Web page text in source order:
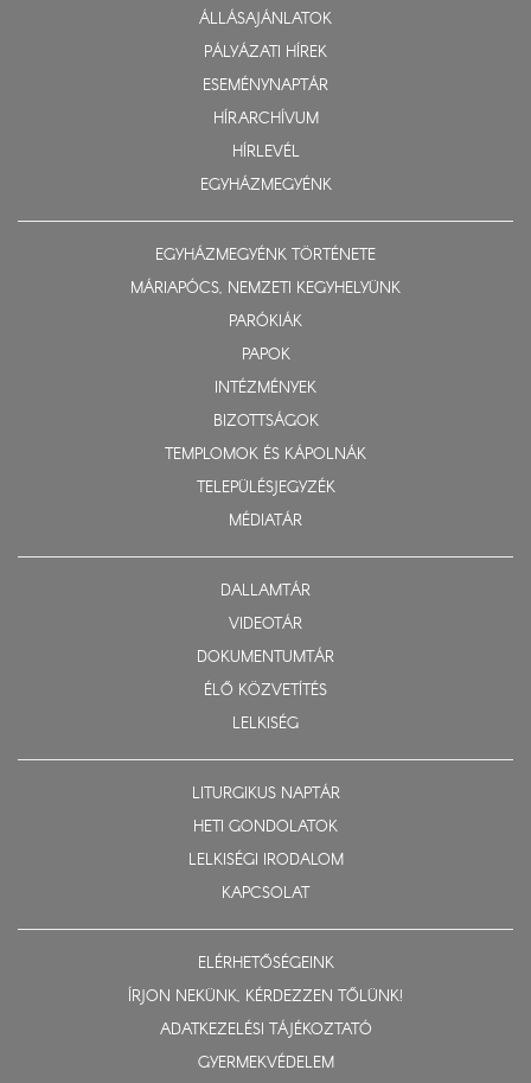
ÁLLÁSAJÁNLATOK
PÁLYÁZATI HÍREK
ESEMÉNYNAPTÁR
HÍRARCHÍVUM
HÍRLEVÉL
EGYHÁZMEGYÉNK
EGYHÁZMEGYÉNK TÖRTÉNETE
MÁRIAPÓCS, NEMZETI KEGYHELYÜNK
PARÓKIÁK
PAPOK
INTÉZMÉNYEK
BIZOTTSÁGOK
TEMPLOMOK ÉS KÁPOLNÁK
TELEPÜLÉSJEGYZÉK
MÉDIATÁR
DALLAMTÁR
VIDEOTÁR
DOKUMENTUMTÁR
ÉLŐ KÖZVETÍTÉS
LELKISÉG
LITURGIKUS NAPTÁR
HETI GONDOLATOK
LELKISÉGI IRODALOM
KAPCSOLAT
ELÉRHETŐSÉGEINK
ÍRJON NEKÜNK, KÉRDEZZEN TŐLÜNK!
ADATKEZELÉSI TÁJÉKOZTATÓ
GYERMEKVÉDELEM